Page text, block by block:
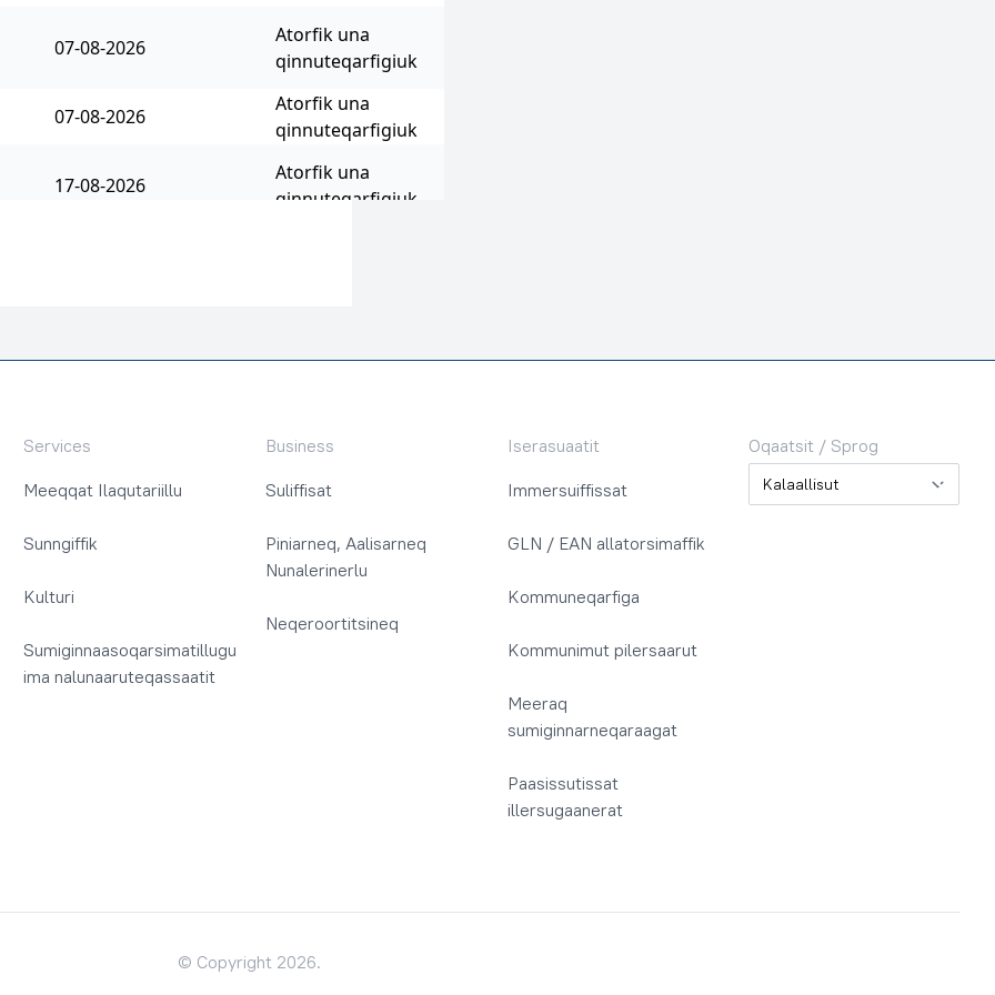
Services
Meeqqat Ilaqutariillu
Sunngiffik
Kulturi
Sumiginnaasoqarsimatillugu
ima nalunaaruteqassaatit
Business
Suliffisat
Piniarneq, Aalisarneq
Nunalerinerlu
Neqeroortitsineq
Iserasuaatit
Immersuiffissat
GLN / EAN allatorsimaffik
Kommuneqarfiga
Kommunimut pilersaarut
Meeraq
sumiginnarneqaraagat
Paasissutissat
illersugaanerat
Oqaatsit / Sprog
Oqaatsit / Sprog
© Copyright 2026.